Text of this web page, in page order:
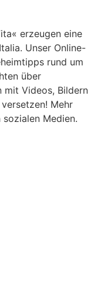
erzeugen eine
Unser Online-
rund um
über
mit Videos, Bildern
Mehr
Medien.